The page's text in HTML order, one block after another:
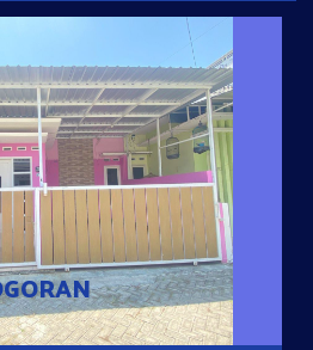
dengan Konsep Rumah Pintar
Penghuni mengakses rumahnya